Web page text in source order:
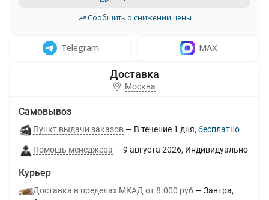
Сообщить о снижении цены
Telegram MAX
Москва
Самовывоз
Пункт выдачи заказов В течение 1 дня Бесплатно
Помощь менеджера 9 августа 2026 Индивидуально
Курьер
Доставка в пределах МКАД от 8.000 руб
Завтра